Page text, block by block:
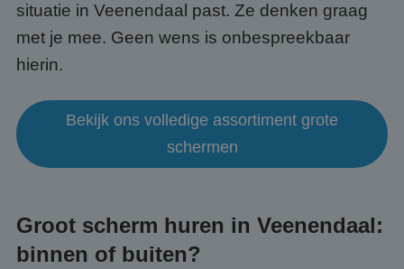
situatie in Veenendaal past. Ze denken graag
met je mee. Geen wens is onbespreekbaar
hierin.
Bekijk ons volledige assortiment grote
schermen
Groot scherm huren in Veenendaal:
binnen of buiten?